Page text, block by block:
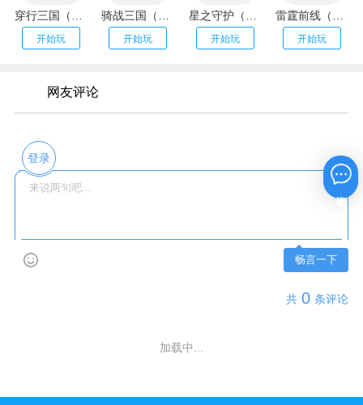
穿行三国（全武将免充）
开始玩
骑战三国（GM刷充金手指）
开始玩
星之守护（神龙送万充）
开始玩
雷霆前线（送传世100万充）
开始玩
网友评论
登录
畅言一下
共 0 条评论
加载中...